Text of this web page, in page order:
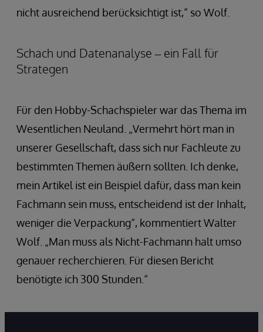
nicht ausreichend berücksichtigt ist,“ so Wolf.
Schach und Datenanalyse – ein Fall für
Strategen
Für den Hobby-Schachspieler war das Thema im
Wesentlichen Neuland. „Vermehrt hört man in
unserer Gesellschaft, dass sich nur Fachleute zu
bestimmten Themen äußern sollten. Ich denke,
mein Artikel ist ein Beispiel dafür, dass man kein
Fachmann sein muss, entscheidend ist der Inhalt,
weniger die Verpackung“, kommentiert Walter
Wolf. „Man muss als Nicht-Fachmann halt umso
genauer recherchieren. Für diesen Bericht
benötigte ich 300 Stunden.“